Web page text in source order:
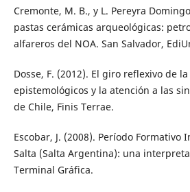
Cremonte, M. B., y L. Pereyra
pastas cerámicas arqueológicas:
alfareros del NOA. San Salvador,
Dosse, F. (2012). El giro reflexivo de
epistemológicos y la atención a las
de Chile, Finis Terrae.
Escobar, J. (2008). Período Formativo
Salta (Salta Argentina): una
Terminal Gráfica.